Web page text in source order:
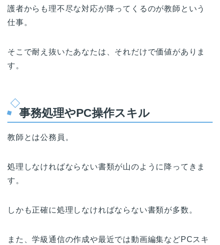
護者からも理不尽な対応が降ってくるのが教師という
仕事。
そこで耐え抜いたあなたは、それだけで価値がありま
す。
事務処理やPC操作スキル
教師とは公務員。
処理しなければならない書類が山のように降ってきま
す。
しかも正確に処理しなければならない書類が多数。
また、学級通信の作成や最近では動画編集などPCスキ